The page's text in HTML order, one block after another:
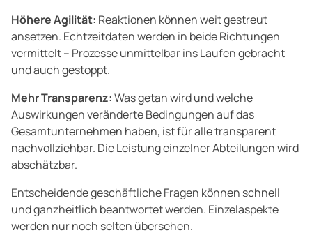
Höhere Agilität: Reaktionen können weit gestreut
ansetzen. Echtzeitdaten werden in beide Richtungen
vermittelt – Prozesse unmittelbar ins Laufen gebracht
und auch gestoppt.
Mehr Transparenz:Was getan wird und welche
Auswirkungen veränderte Bedingungen auf das
Gesamtunternehmen haben, ist für alle transparent
nachvollziehbar. Die Leistung einzelner Abteilungen wird
abschätzbar.
Entscheidende geschäftliche Fragen können schnell
und ganzheitlich beantwortet werden. Einzelaspekte
werden nur noch selten übersehen.